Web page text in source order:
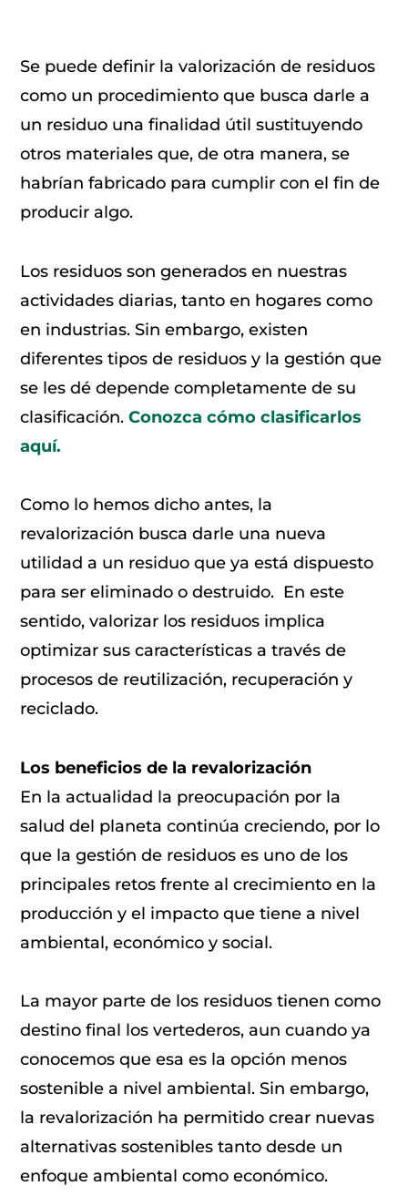
Se puede definir la valorización de residuos
como un procedimiento que busca darle a
un residuo una finalidad útil sustituyendo
otros materiales que, de otra manera, se
habrían fabricado para cumplir con el fin de
producir algo.
Los residuos son generados en nuestras
actividades diarias, tanto en hogares como
en industrias. Sin embargo, existen
diferentes tipos de residuos y la gestión que
se les dé depende completamente de su
clasificación.Conozca cómo clasificarlos
aquí.
Como lo hemos dicho antes, la
revalorización busca darle una nueva
utilidad a un residuo que ya está dispuesto
para ser eliminado o destruido. En este
sentido, valorizar los residuos implica
optimizar sus características a través de
procesos de reutilización, recuperación y
reciclado.
Los beneficios de la revalorización
En la actualidad la preocupación por la
salud del planeta continúa creciendo, por lo
que la gestión de residuos es uno de los
principales retos frente al crecimiento en la
producción y el impacto que tiene a nivel
ambiental, económico y social.
La mayor parte de los residuos tienen como
destino final los vertederos, aun cuando ya
conocemos que esa es la opción menos
sostenible a nivel ambiental. Sin embargo,
la revalorización ha permitido crear nuevas
alternativas sostenibles tanto desde un
enfoque ambiental como económico.